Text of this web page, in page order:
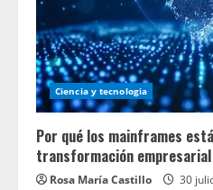
Ciencia y tecnologia
Por qué los mainframes
transformación empresarial
Rosa María Castillo 30